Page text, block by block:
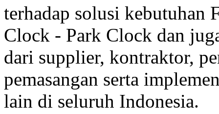
terhadap solusi kebutuhan
Clock - Park Clock dan
dari supplier, kontraktor,
pemasangan serta
lain di seluruh Indonesia.